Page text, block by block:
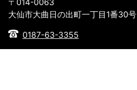
大仙市大曲日の出町一丁目1番30号
0187-63-3355